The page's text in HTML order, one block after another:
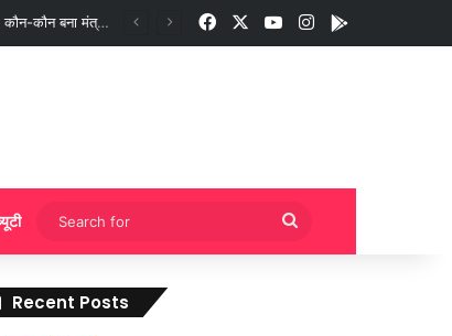
FacebookYouTubeInstagram
Search
for
Recent Posts